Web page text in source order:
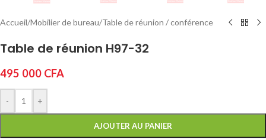
Accueil/Mobilier de bureau/Table de réunion / conférence
Table de réunion H97-32
495 000 CFA
- +
AJOUTER AU PANIER